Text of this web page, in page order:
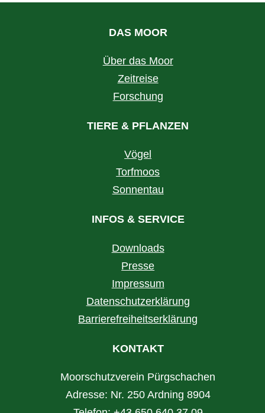
DAS MOOR
Über das Moor
Zeitreise
Forschung
TIERE & PFLANZEN
Vögel
Torfmoos
Sonnentau
INFOS & SERVICE
Downloads
Presse
Impressum
Datenschutzerklärung
Barrierefreiheitserklärung
KONTAKT
Moorschutzverein Pürgschachen
Adresse: Nr. 250 Ardning 8904